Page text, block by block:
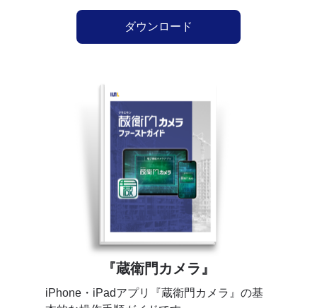
ダウンロード
『蔵衛門カメラ』
iPhone・iPadアプリ『蔵衛門カメラ』の基